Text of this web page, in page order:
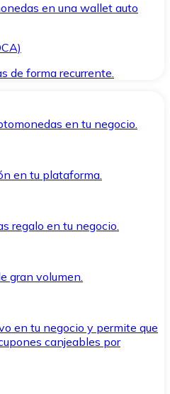
en una wallet auto
de forma recurrente.
en tu negocio.
en tu plataforma.
regalo en tu negocio.
gran volumen.
en tu negocio y permite que
canjeables por